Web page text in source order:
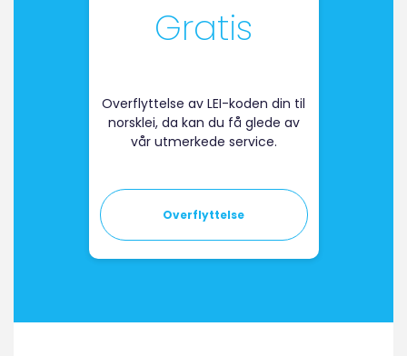
Gratis
Overflyttelse av LEI-koden din til
norsklei, da kan du få glede av
vår utmerkede service.
Overflyttelse